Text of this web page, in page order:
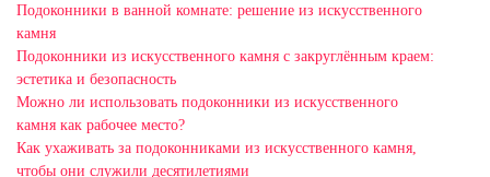
Подоконники в ванной комнате: решение из искусственного
камня
Подоконники из искусственного камня с закруглённым краем:
эстетика и безопасность
Можно ли использовать подоконники из искусственного
камня как рабочее место?
Как ухаживать за подоконниками из искусственного камня,
чтобы они служили десятилетиями